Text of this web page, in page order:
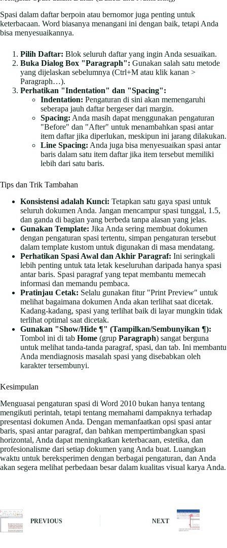
Spasi dalam daftar berpoin atau bernomor juga penting untuk
keterbacaan. Word biasanya menangani ini dengan baik, tetapi Anda
bisa menyesuaikannya.
Pilih Daftar: Blok seluruh daftar yang ingin Anda sesuaikan.
Buka Dialog Box "Paragraph": Gunakan salah satu metode
yang dijelaskan sebelumnya (Ctrl+M atau klik kanan >
Paragraph…).
Perhatikan "Indentation" dan "Spacing":
Indentation: Pengaturan di sini akan memengaruhi
seberapa jauh daftar bergeser dari margin.
Spacing: Anda masih dapat menggunakan pengaturan
"Before" dan "After" untuk menambahkan spasi antar
item daftar jika diperlukan, meskipun ini jarang dilakukan.
Line Spacing: Anda juga bisa menyesuaikan spasi antar
baris dalam satu item daftar jika item tersebut memiliki
lebih dari satu baris.
Tips dan Trik Tambahan
Konsistensi adalah Kunci: Tetapkan satu gaya spasi untuk
seluruh dokumen Anda. Jangan mencampur spasi tunggal, 1.5,
dan ganda di bagian yang berbeda tanpa alasan yang jelas.
Gunakan Template: Jika Anda sering membuat dokumen
dengan pengaturan spasi tertentu, simpan pengaturan tersebut
dalam template kustom untuk digunakan di masa mendatang.
Perhatikan Spasi Awal dan Akhir Paragraf: Ini seringkali
lebih penting untuk tata letak keseluruhan daripada hanya spasi
antar baris. Spasi paragraf yang tepat membantu memecah
informasi dan memandu pembaca.
Pratinjau Cetak: Selalu gunakan fitur "Print Preview" untuk
melihat bagaimana dokumen Anda akan terlihat saat dicetak.
Kadang-kadang, spasi yang terlihat baik di layar mungkin tidak
terlihat optimal saat dicetak.
Gunakan "Show/Hide ¶" (Tampilkan/Sembunyikan ¶):
Tombol ini di tab Home (grup Paragraph) sangat berguna
untuk melihat tanda-tanda paragraf, spasi, dan tab. Ini membantu
Anda mendiagnosis masalah spasi yang disebabkan oleh
karakter tersembunyi.
Kesimpulan
Menguasai pengaturan spasi di Word 2010 bukan hanya tentang
mengikuti perintah, tetapi tentang memahami dampaknya terhadap
presentasi dokumen Anda. Dengan memanfaatkan opsi spasi antar
baris, spasi antar paragraf, dan bahkan mempertimbangkan spasi
horizontal, Anda dapat meningkatkan keterbacaan, estetika, dan
profesionalisme dari setiap dokumen yang Anda buat. Luangkan
waktu untuk bereksperimen dengan berbagai pengaturan, dan Anda
akan segera melihat perbedaan besar dalam kualitas visual karya Anda.
PREVIOUS NEXT